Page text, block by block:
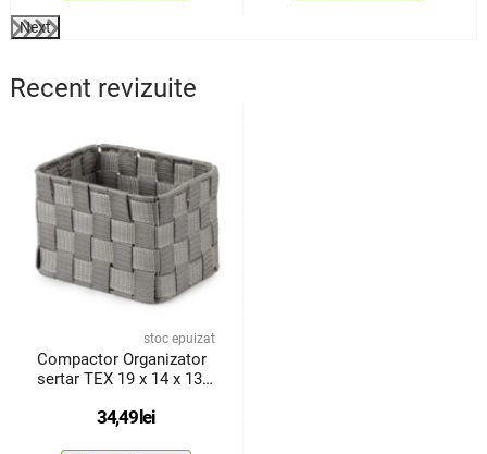
Next
Recent revizuite
stoc epuizat
Compactor Organizator
sertar TEX 19 x 14 x 13
34,49lei